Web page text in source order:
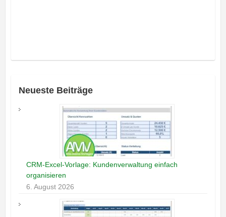
Neueste Beiträge
CRM-Excel-Vorlage: Kundenverwaltung einfach
organisieren
6. August 2026